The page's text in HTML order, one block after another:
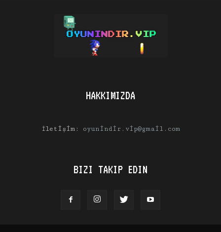
HAKKIMIZDA
İletişim: oyunindir.vip@gmail.com
BIZI TAKIP EDIN